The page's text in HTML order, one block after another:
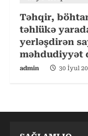
e
R
e
a
i
Təhqir,
təhlükə
yerləşdirən
məhdudiyyət
admin 30 İyul